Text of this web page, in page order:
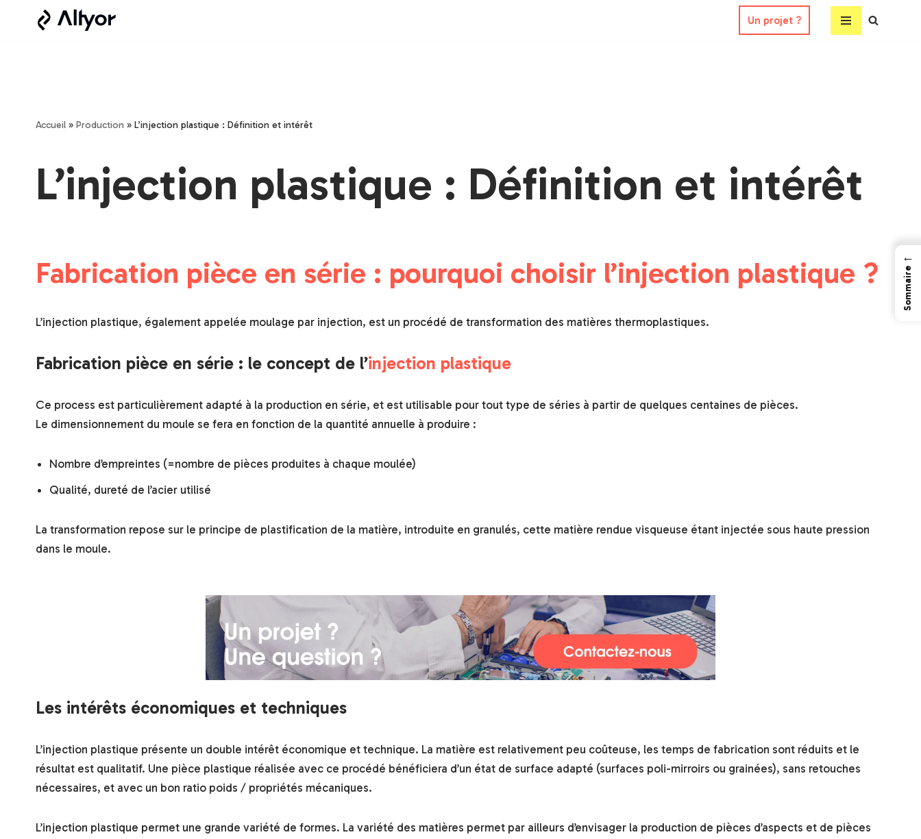
Un projet ?
Accueil » Production » L’injection plastique : Définition et intérêt
L’injection plastique : Définition et intérêt
Fabrication pièce en série : pourquoi choisir l’injection plastique ?
L’injection plastique, également appelée moulage par injection, est un procédé de transformation des matières thermoplastiques.
Fabrication pièce en série : le concept de l’injection plastique
Ce process est particulièrement adapté à la production en série, et est utilisable pour tout type de séries à partir de quelques centaines de pièces.
Le dimensionnement du moule se fera en fonction de la quantité annuelle à produire :
Nombre d’empreintes (=nombre de pièces produites à chaque moulée)
Qualité, dureté de l’acier utilisé
La transformation repose sur le principe de plastification de la matière, introduite en granulés, cette matière rendue visqueuse étant injectée sous haute pression
dans le moule.
Les intérêts économiques et techniques
L’injection plastique présente un double intérêt économique et technique. La matière est relativement peu coûteuse, les temps de fabrication sont réduits et le
résultat est qualitatif. Une pièce plastique réalisée avec ce procédé bénéficiera d’un état de surface adapté (surfaces poli-mirroirs ou grainées), sans retouches
nécessaires, et avec un bon ratio poids / propriétés mécaniques.
L’injection plastique permet une grande variété de formes. La variété des matières permet par ailleurs d’envisager la production de pièces d’aspects et de pièces
←
Sommaire